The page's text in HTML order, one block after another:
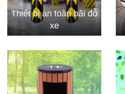
Thiết bị an toàn bãi đỗ
xe